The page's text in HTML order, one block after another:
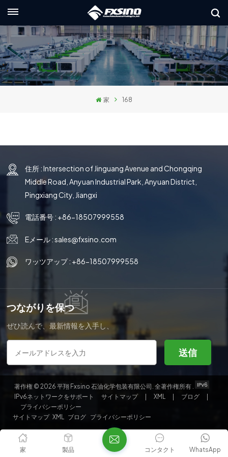
語
의
家 168
住所 : Intersection of Jinguang Avenue and Chongqing
Middle Road, Anyuan Industrial Park, Anyuan District,
Pingxiang City, Jiangxi
電話番号 : +86-18507999558
Eメール :sales@fxsino.com
ワッツアップ : +86-18507999558
つながりを保つ
ぜひ読んで、最新情報を入手し、
購読してください。ご意見をお聞
かせください。
送信
著作権 © 2026 平翔 Fxsino 石油化学包装有限公司. 全著作権所有 .
IPv6ネットワークをサポート
サイトマップ XML ブログ
プライバシーポリシー
サイトマップ XML ブログ プライバシーポリシー
家 製品 WhatsApp
コンタクト